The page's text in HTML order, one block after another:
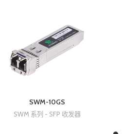
SWM-10GS
SWM 系列 - SFP 收发器